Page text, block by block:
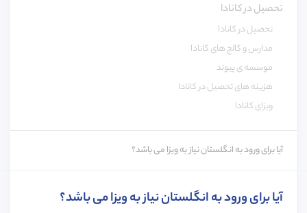
تحصیل در کانادا
تحصیل در کانادا
مدارس و کالج های کانادا
موسسه ی پیوند
هزینه های تحصیل در کانادا
ویزای کانادا
آیا برای ورود به انگلستان نیاز به ویزا می باشد؟
آیا برای ورود به انگلستان نیاز به ویزا می باشد؟